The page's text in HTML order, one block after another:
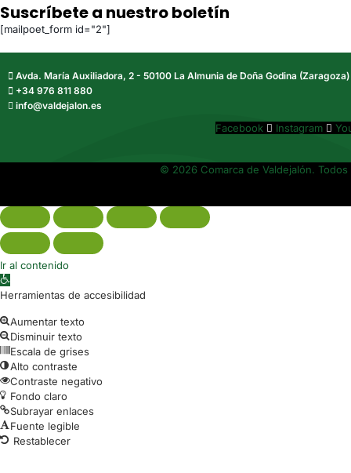
Suscríbete a nuestro boletín
[mailpoet_form id="2"]
Avda. María Auxiliadora, 2 - 50100 La Almunia de Doña Godina (Zaragoza)
+34 976 811 880
info@valdejalon.es
Facebook Instagram
© 2026 Comarca de Valdejalón.
Ir al contenido
Abrir barra de herramientas
Herramientas de accesibilidad
Aumentar texto
Disminuir texto
Escala de grises
Alto contraste
Contraste negativo
Fondo claro
Subrayar enlaces
Fuente legible
Restablecer